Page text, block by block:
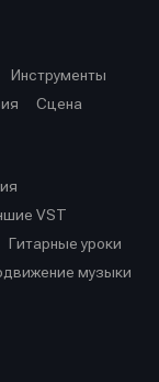
Инструменты
Сцена
VST
Гитарные уроки
музыки